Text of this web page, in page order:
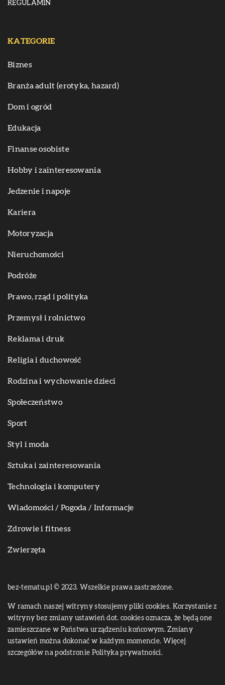
REGULAMIN
KATEGORIE
Biznes
Branża adult (erotyka, hazard)
Dom i ogród
Edukacja
Finanse osobiste
Hobby i zainteresowania
Jedzenie i napoje
Kariera
Motoryzacja
Nieruchomości
Podróże
Prawo, rząd i polityka
Przemysł i rolnictwo
Reklama i druk
Religia i duchowość
Rodzina i wychowanie dzieci
Społeczeństwo
Sport
Styl i moda
Sztuka i zainteresowania
Technologia i komputery
Wiadomości / Pogoda / Informacje
Zdrowie i fitness
Zwierzęta
bez-tematu.pl © 2023. Wszelkie prawa zastrzeżone.
W ramach naszej witryny stosujemy pliki cookies. Korzystanie z
witryny bez zmiany ustawień dot. cookies oznacza, że będą one
zamieszczane w Państwa urządzeniu końcowym. Zmiany
ustawień można dokonać w każdym momencie. Więcej
szczegółów na podstronie Polityka prywatności.